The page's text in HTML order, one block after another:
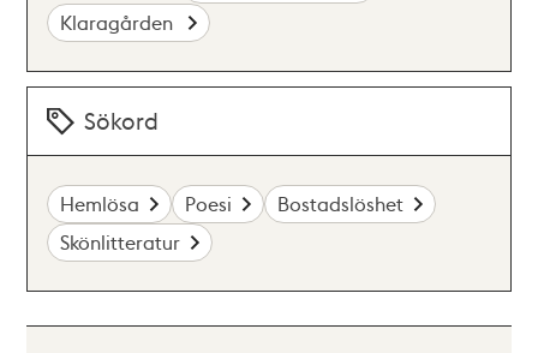
Klaragården
Sökord
Hemlösa Poesi
Bostadslöshet
Skönlitteratur